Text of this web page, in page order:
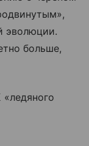
эволюции.
больше,